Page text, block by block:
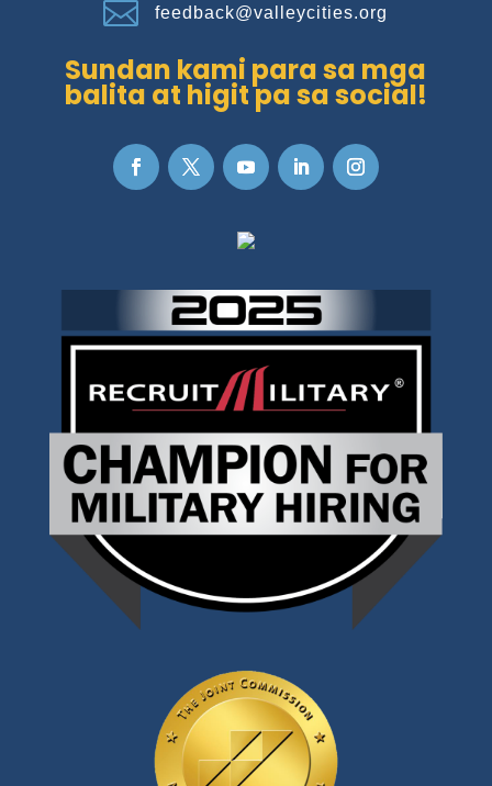
 feedback@valleycities.org
Sundan kami para sa mga
balita at higit pa sa social!